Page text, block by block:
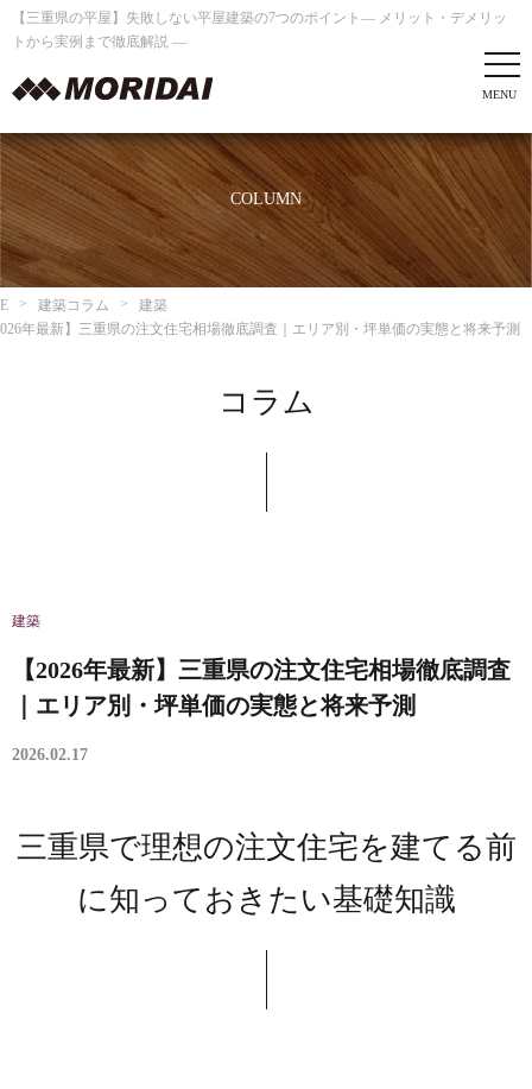
【三重県の平屋】失敗しない平屋建築の7つのポイント― メリット・デメリッ
トから実例まで徹底解説 ―
COLUMN
建築コラム
建築
年最新】三重県の注文住宅相場徹底調査｜エリア別・坪単価の実態と将来予測
コラム
建築
【2026年最新】三重県の注文住宅相場徹底調査
｜エリア別・坪単価の実態と将来予測
2026.02.17
三重県で理想の注文住宅を建てる前
に知っておきたい基礎知識